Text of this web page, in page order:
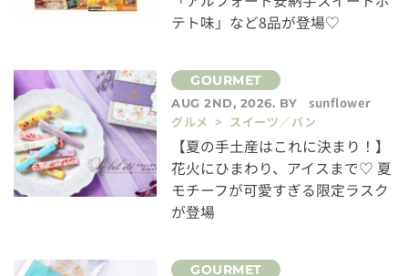
テト味」など8品が登場♡
AUG 2ND, 2026. BY
sunflower
グルメ > スイーツ／パン
【夏の手土産はこれに決まり！】
花火にひまわり、アイスまで♡ 夏
モチーフが可愛すぎる限定ラスク
が登場